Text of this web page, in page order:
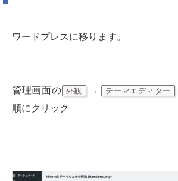
ワードプレスに移ります。
管理画面の 外観 → テーマエディター
順にクリック